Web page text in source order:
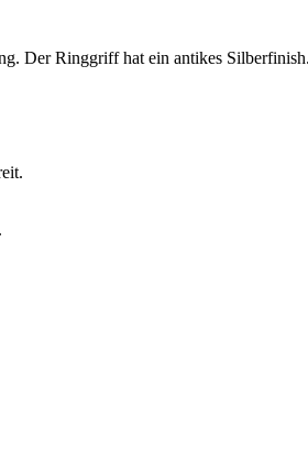
Der Ringgriff hat ein antikes